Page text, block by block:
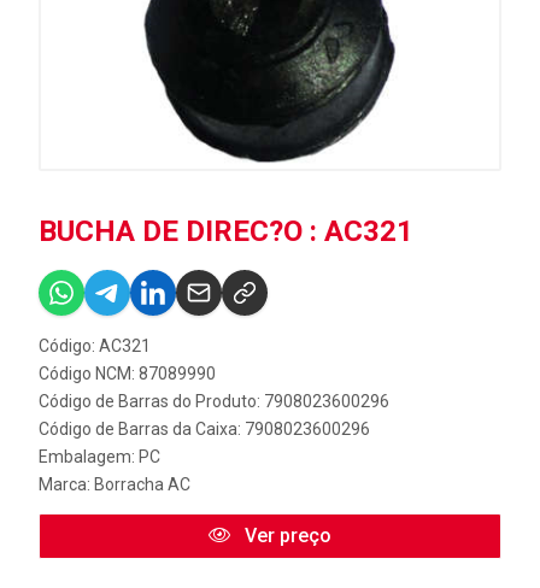
BUCHA DE DIREC?O : AC321
Código: AC321
Código NCM: 87089990
Código de Barras do Produto: 7908023600296
Código de Barras da Caixa: 7908023600296
Embalagem: PC
Marca: Borracha AC
Ver preço